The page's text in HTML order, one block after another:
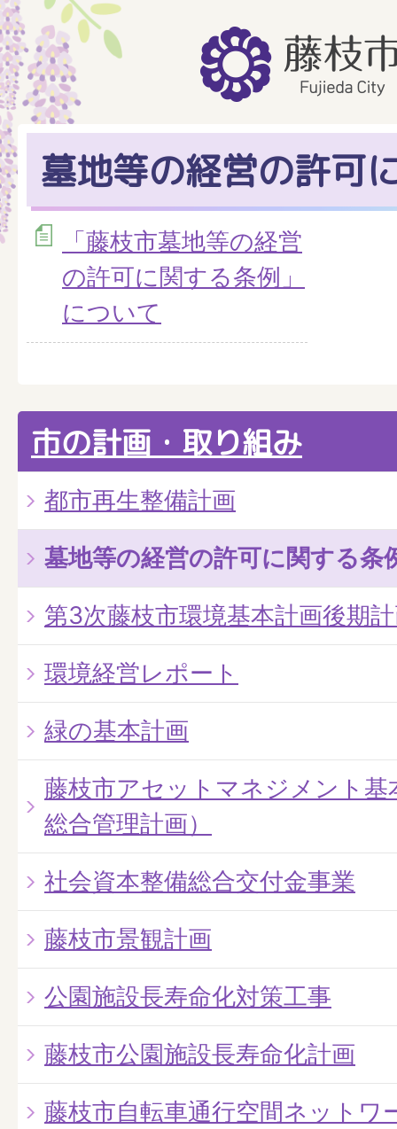
墓地等の経営の許可
「藤枝市墓地等の経営
の許可に関する条例」
について
市の計画・取り組み
都市再生整備計画
墓地等の経営の許可に関する条
第3次藤枝市環境基本計画後期
環境経営レポート
緑の基本計画
藤枝市アセットマネジメント基
総合管理計画）
社会資本整備総合交付金事業
藤枝市景観計画
公園施設長寿命化対策工事
藤枝市公園施設長寿命化計画
藤枝市自転車通行空間ネットワ